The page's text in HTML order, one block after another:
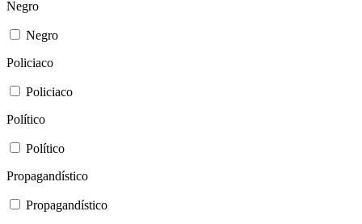
Negro
Negro
Policiaco
Policiaco
Político
Político
Propagandístico
Propagandístico